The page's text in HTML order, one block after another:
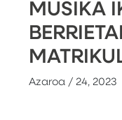
MUSIKA
Azaroa / 24, 2023